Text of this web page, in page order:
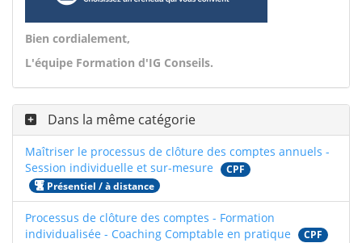
Bien cordialement,
L'équipe Formation d'IG Conseils.
Dans la même catégorie
Maîtriser le processus de clôture des comptes annuels -
Session individuelle et sur-mesure
CPF
Présentiel / à distance
Processus de clôture des comptes - Formation
individualisée - Coaching Comptable en pratique
CPF